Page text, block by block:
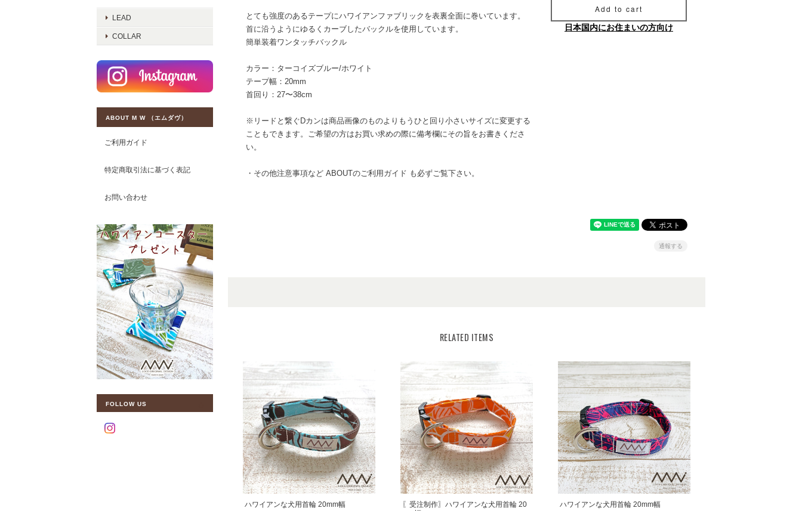
とても強度のあるテープにハワイアンファブリックを表裏全面に巻いています。
首に沿うようにゆるくカーブしたバックルを使用しています。
簡単装着ワンタッチバックル
カラー：ターコイズブルー/ホワイト
テープ幅：20mm
首回り：27〜38cm
※リードと繋ぐDカンは商品画像のものよりもうひと回り小さいサイズに変更する
こともできます。ご希望の方はお買い求めの際に備考欄にその旨をお書きくださ
い。
・その他注意事項など ABOUTのご利用ガイド も必ずご覧下さい。
Add to cart
日本国内にお住まいの方向け
通報する
RELATED ITEMS
ハワイアンな犬用首輪 20mm幅
〖受注制作〗ハワイアンな犬用首輪 20
ハワイアンな犬用首輪 20mm幅
LEAD
COLLAR
ABOUT M W （エムダヴ）
ご利用ガイド
特定商取引法に基づく表記
お問い合わせ
FOLLOW US